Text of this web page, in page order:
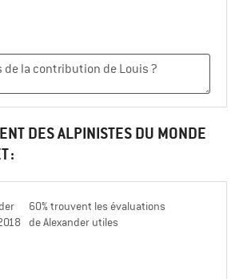
DES ALPINISTES DU MONDE
:
60% trouvent les évaluations
de Alexander utiles